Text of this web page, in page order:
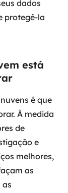
dados
protegê-la
está
é que
À medida
de
e
melhores,
as
as